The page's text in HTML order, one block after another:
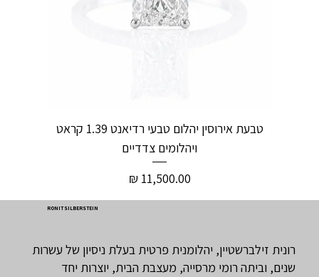
טבעת אירוסין יהלום טבעי רדיאנט 1.39 קראט
ויהלומים צדדיים
מחיר
RONIT SILBERSTEIN
רונית זילברשטיין, יהלומנית פרטית בעלת ניסיון של עשרות
שנים, וביתה רומי מרסייה, מעצבת הבית, יוצרות יחד